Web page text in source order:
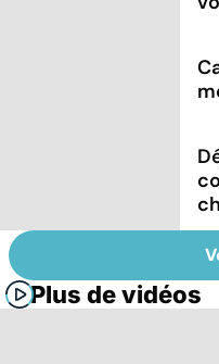
Plus de vidéos